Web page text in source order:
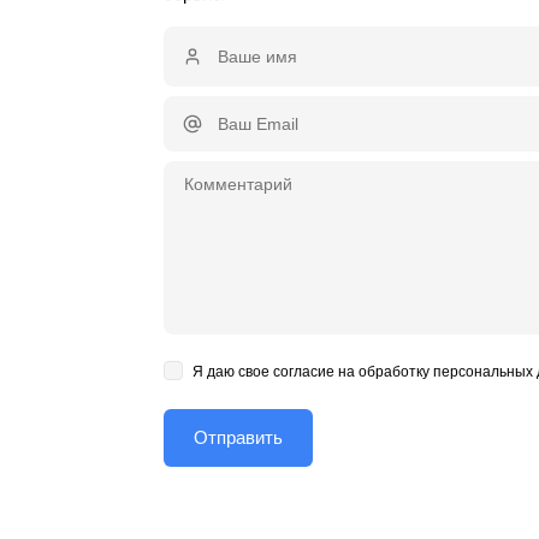
Я даю свое согласие на обработку персональных